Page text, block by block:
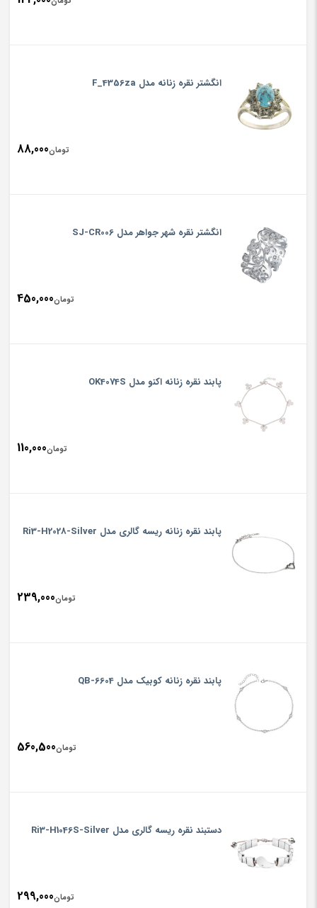
انگشتر نقره زنانه مدل F_4356za
تومان88,000
انگشتر نقره شهر جواهر مدل SJ-CR006
تومان450,000
پابند نقره زنانه اکنو مدل OK4074S
تومان110,000
پابند نقره زنانه ریسه گالری مدل Ri3-H2028-Silver
تومان239,000
پابند نقره زنانه کوبیک مدل QB-6604
تومان560,500
دستبند نقره ریسه گالری مدل Ri3-H1046S-Silver
تومان299,000